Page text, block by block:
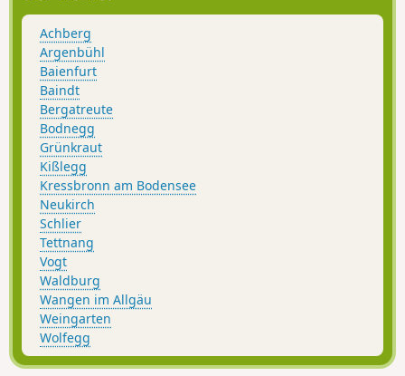
Achberg
Argenbühl
Baienfurt
Baindt
Bergatreute
Bodnegg
Grünkraut
Kißlegg
Kressbronn am Bodensee
Neukirch
Schlier
Tettnang
Vogt
Waldburg
Wangen im Allgäu
Weingarten
Wolfegg